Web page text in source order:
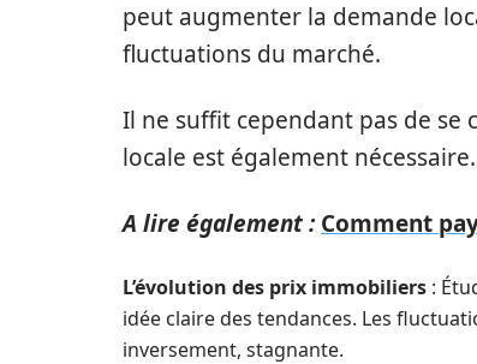
peut augmenter la demande
fluctuations du marché.
Il ne suffit cependant pas de se
locale est également
A lire également : Comment
L’évolution des prix immobiliers :
idée claire des tendances. Les
inversement, stagnante.